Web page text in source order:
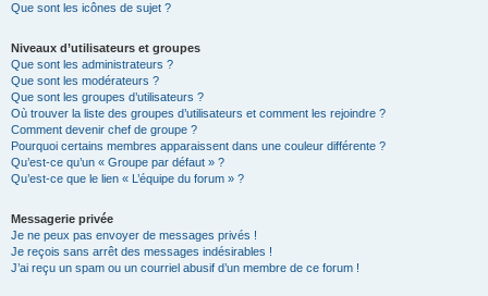
Que sont les icônes de sujet ?
Niveaux d’utilisateurs et groupes
Que sont les administrateurs ?
Que sont les modérateurs ?
Que sont les groupes d’utilisateurs ?
Où trouver la liste des groupes d’utilisateurs et comment les rejoindre ?
Comment devenir chef de groupe ?
Pourquoi certains membres apparaissent dans une couleur différente ?
Qu’est-ce qu’un « Groupe par défaut » ?
Qu’est-ce que le lien « L’équipe du forum » ?
Messagerie privée
Je ne peux pas envoyer de messages privés !
Je reçois sans arrêt des messages indésirables !
J’ai reçu un spam ou un courriel abusif d’un membre de ce forum !